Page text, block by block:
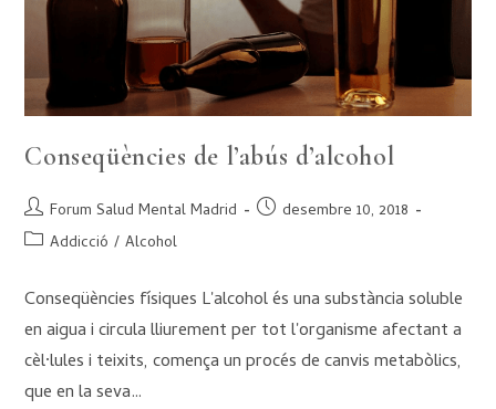
Conseqüències de l’abús d’alcohol
Forum Salud Mental Madrid
desembre 10, 2018
Addicció / Alcohol
Conseqüències físiques L'alcohol és una substància soluble
en aigua i circula lliurement per tot l'organisme afectant a
cèl·lules i teixits, comença un procés de canvis metabòlics,
que en la seva…